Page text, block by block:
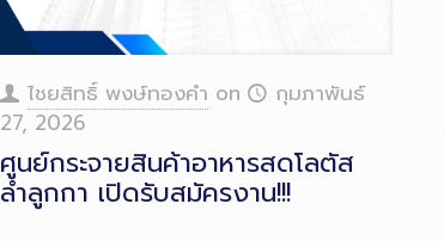
ไชยสิทธิ์ พงษ์ทองคำ on
กุมภาพันธ์
27, 2026
ศูนย์กระจายสินค้าอาหารสดโลตัส
ลำลูกกา เปิดรับสมัครงาน!!!